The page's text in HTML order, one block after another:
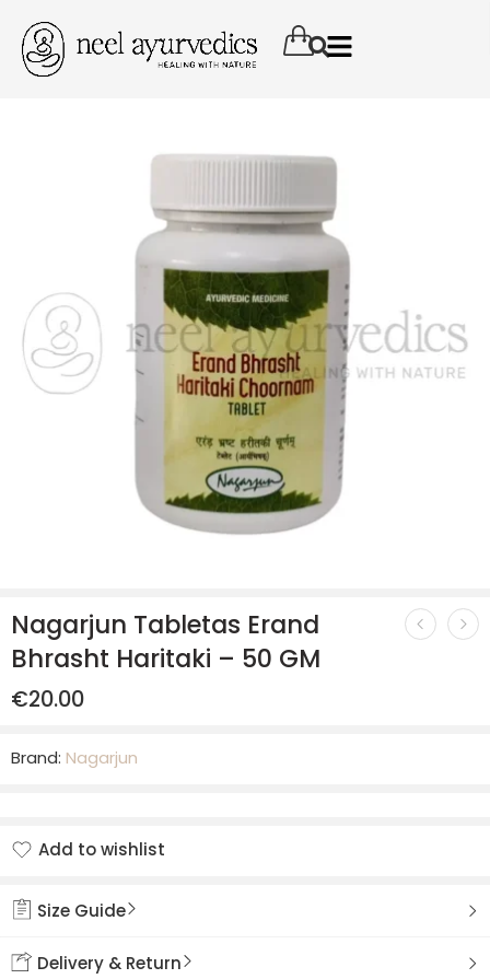
Nagarjun Tabletas Erand
Bhrasht Haritaki – 50 GM
€20.00
Brand: Nagarjun
Add to wishlist
Size Guide
Delivery & Return